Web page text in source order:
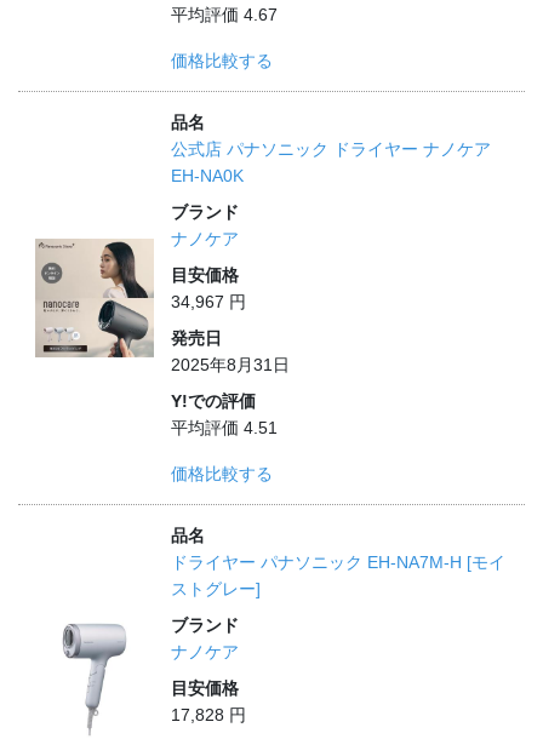
平均評価 4.67
価格比較する
品名
公式店 パナソニック ドライヤー ナノケア
EH-NA0K
ブランド
ナノケア
目安価格
34,967 円
発売日
2025年8月31日
Y!での評価
平均評価 4.51
価格比較する
品名
ドライヤー パナソニック EH-NA7M-H [モイ
ストグレー]
ブランド
ナノケア
目安価格
17,828 円